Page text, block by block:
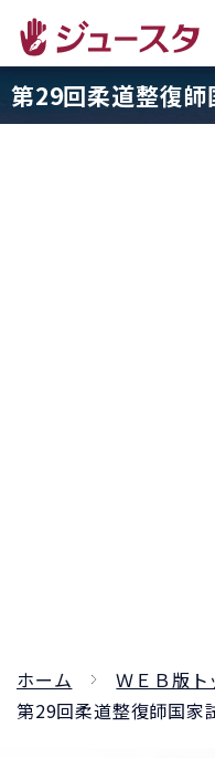
第29回柔道整復
ホーム
ＷＥＢ版ト
第29回柔道整復師国家